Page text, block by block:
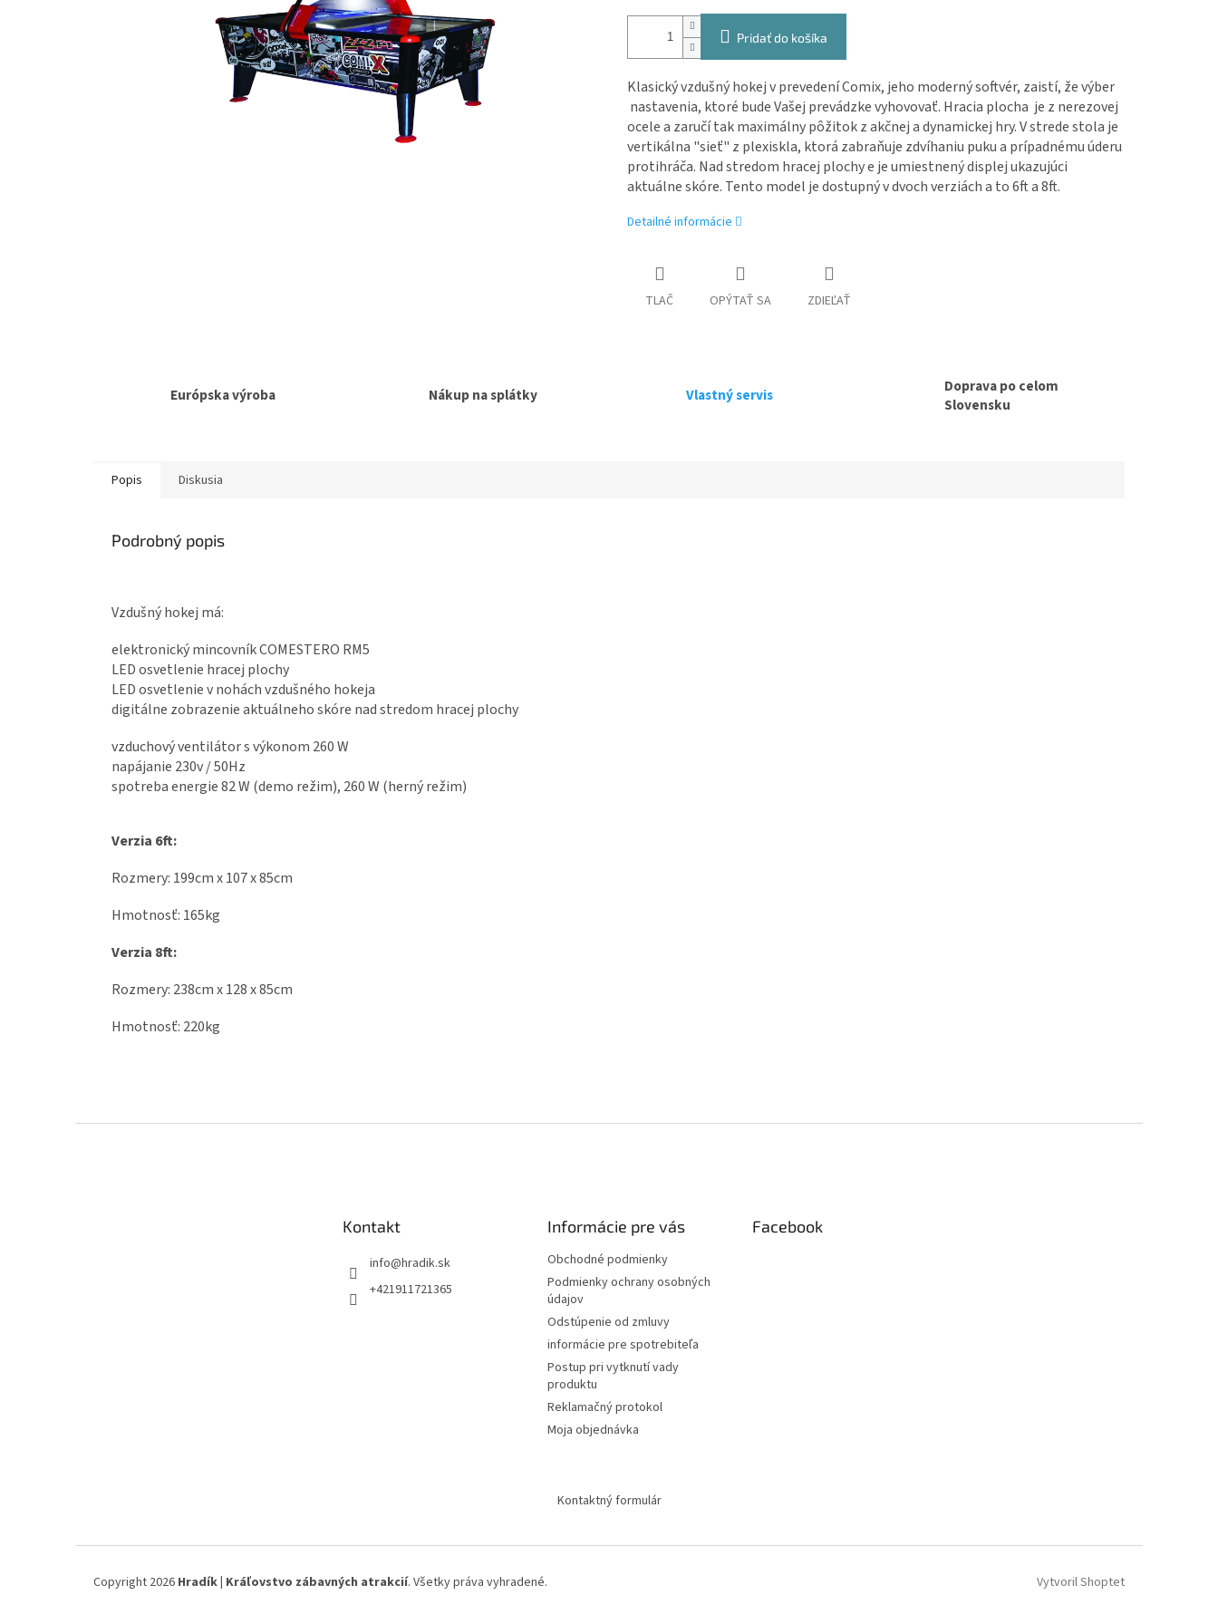
Pridať do košíka
Klasický vzdušný hokej v prevedení Comix, jeho moderný softvér, zaistí, že výber
nastavenia, ktoré bude Vašej prevádzke vyhovovať. Hracia plocha je z nerezovej
ocele a zaručí tak maximálny pôžitok z akčnej a dynamickej hry. V strede stola je
vertikálna "sieť" z plexiskla, ktorá zabraňuje zdvíhaniu puku a prípadnému úderu
protihráča. Nad stredom hracej plochy e je umiestnený displej ukazujúci
aktuálne skóre. Tento model je dostupný v dvoch verziách a to 6ft a 8ft.
Detailné informácie
TLAČ OPÝTAŤ SA ZDIEĽAŤ
Európska výroba Nákup na splátky Vlastný servis
Doprava po celom
Slovensku
Popis Diskusia
Podrobný popis
Vzdušný hokej má:
elektronický mincovník COMESTERO RM5
LED osvetlenie hracej plochy
LED osvetlenie v nohách vzdušného hokeja
digitálne zobrazenie aktuálneho skóre nad stredom hracej plochy
vzduchový ventilátor s výkonom 260 W
napájanie 230v / 50Hz
spotreba energie 82 W (demo režim), 260 W (herný režim)
Verzia 6ft:
Rozmery: 199cm x 107 x 85cm
Hmotnosť: 165kg
Verzia 8ft:
Rozmery: 238cm x 128 x 85cm
Hmotnosť: 220kg
Kontakt
info@hradik.sk
+421911721365
Informácie pre vás
Obchodné podmienky
Podmienky ochrany osobných
údajov
Odstúpenie od zmluvy
informácie pre spotrebiteľa
Postup pri vytknutí vady
produktu
Reklamačný protokol
Moja objednávka
Facebook
Kontaktný formulár
Vytvoril Shoptet
Copyright 2026 Hradík | Kráľovstvo zábavných atrakcií. Všetky práva vyhradené.